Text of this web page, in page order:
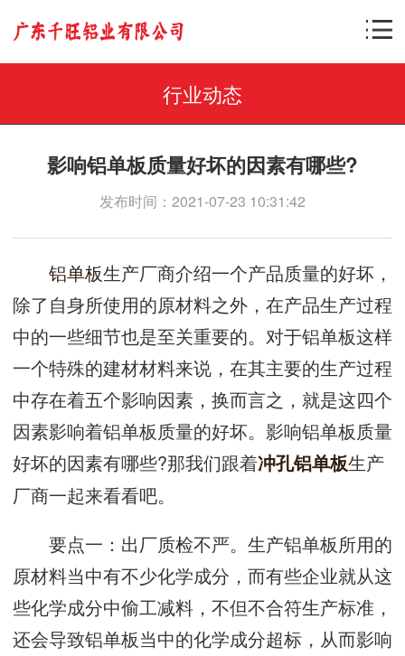
行业动态
影响铝单板质量好坏的因素有哪些?
发布时间：2021-07-23 10:31:42
铝单板生产厂商介绍一个产品质量的好坏，
除了自身所使用的原材料之外，在产品生产过程
中的一些细节也是至关重要的。对于铝单板这样
一个特殊的建材材料来说，在其主要的生产过程
中存在着五个影响因素，换而言之，就是这四个
因素影响着铝单板质量的好坏。影响铝单板质量
好坏的因素有哪些?那我们跟着冲孔铝单板生产
厂商一起来看看吧。
要点一：出厂质检不严。生产铝单板所用的
原材料当中有不少化学成分，而有些企业就从这
些化学成分中偷工减料，不但不合符生产标准，
还会导致铝单板当中的化学成分超标，从而影响